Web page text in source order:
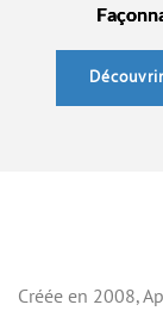
Découvrir
Créée en 2008,